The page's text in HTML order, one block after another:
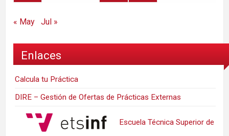
« May Jul »
Enlaces
Calcula tu Práctica
DIRE – Gestión de Ofertas de Prácticas Externas
Escuela Técnica Superior de